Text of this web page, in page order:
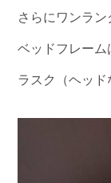
さらにワンラン
ベッドフレーム
ラスク（ヘッド